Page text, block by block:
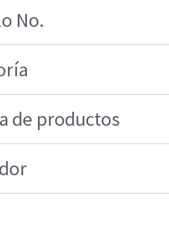
No.
de productos